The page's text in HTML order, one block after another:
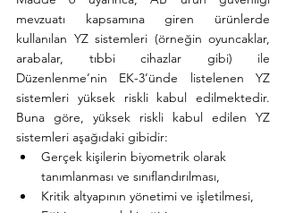
mevzuatı kapsamına giren ürünlerde
kullanılan YZ sistemleri (örneğin oyuncaklar,
arabalar, tıbbi cihazlar gibi) ile
Düzenlenme’nin EK-3’ünde listelenen YZ
sistemleri yüksek riskli kabul edilmektedir.
Buna göre, yüksek riskli kabul edilen YZ
sistemleri aşağıdaki gibidir:
Gerçek kişilerin biyometrik olarak
tanımlanması ve sınıflandırılması,
Kritik altyapının yönetimi ve işletilmesi,